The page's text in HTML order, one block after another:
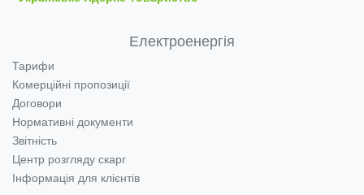
Електроенергія
Тарифи
Комерційні пропозиції
Договори
Нормативні документи
Звітність
Центр розгляду скарг
Інформація для клієнтів